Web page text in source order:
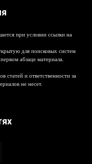
при условии ссылки на
для поисковых систем
абзаце материала.
статей и ответственности за
не несет.